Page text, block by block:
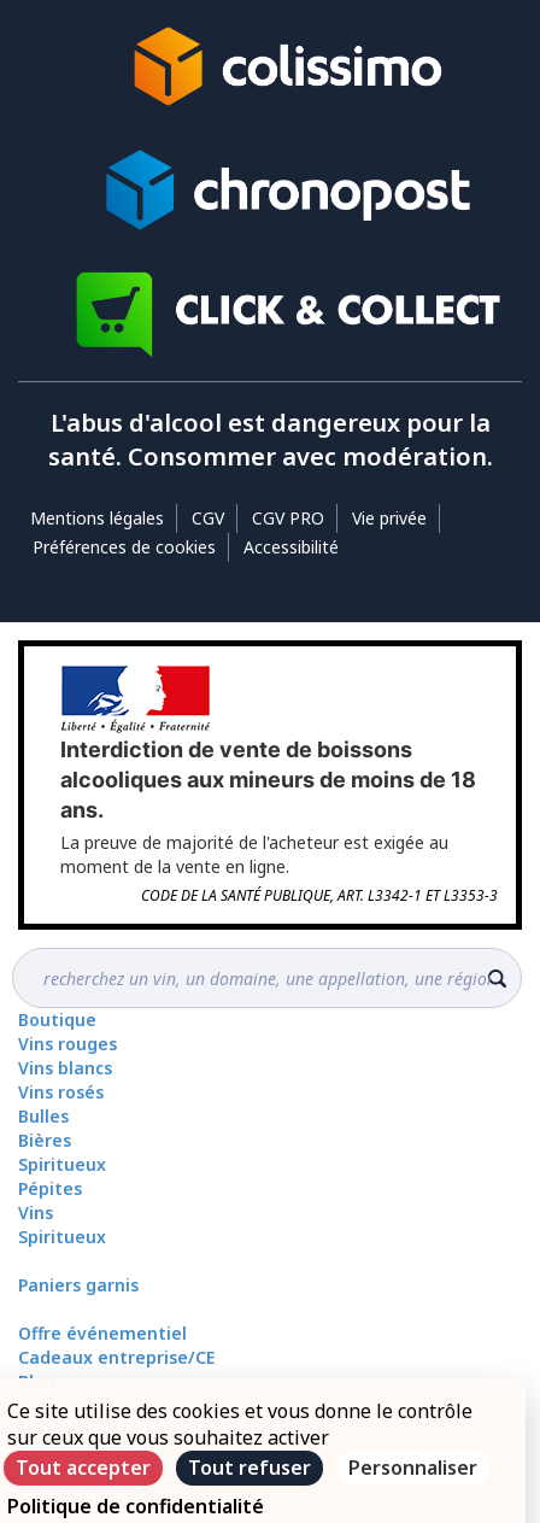
L'abus d'alcool est dangereux pour la
santé. Consommer avec modération.
Mentions légales CGV CGV PRO
Vie privée
Préférences de cookies
Accessibilité
Interdiction de vente de boissons
alcooliques aux mineurs de moins de 18
ans.
La preuve de majorité de l'acheteur est exigée au
moment de la vente en ligne.
CODE DE LA SANTÉ PUBLIQUE, ART. L3342-1 ET L3353-3
Boutique
Vins rouges
Vins blancs
Vins rosés
Bulles
Bières
Spiritueux
Pépites
Vins
Spiritueux
Paniers garnis
Offre événementiel
Cadeaux entreprise/CE
Blog
Contactez-nous
FAQ
Mon compte
Mes livraisons
Mon paiement
Ce site utilise des cookies et vous donne le contrôle
sur ceux que vous souhaitez activer
Tout accepter
Tout refuser
Personnaliser
Politique de confidentialité